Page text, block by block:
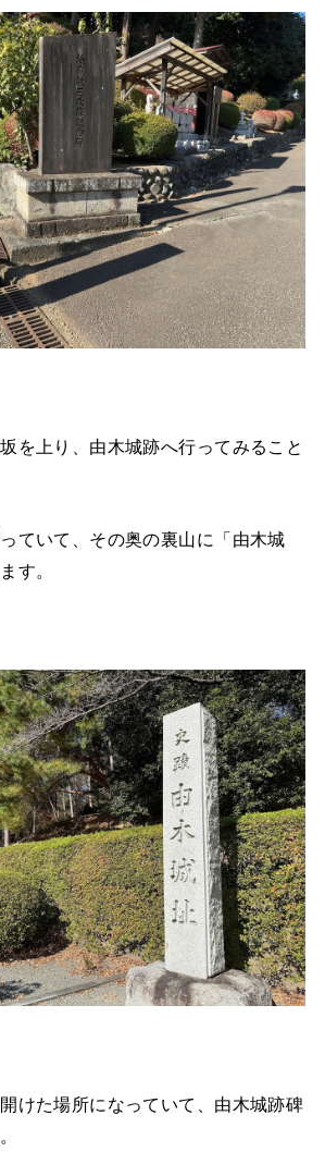
を上り、由木城跡へ行ってみること
ていて、その奥の裏山に「由木城
す。
けた場所になっていて、由木城跡碑